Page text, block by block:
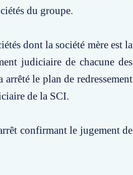
du groupe.
dont la société mère est la
judiciaire de chacune des
le plan de redressement
de la SCI.
confirmant le jugement de